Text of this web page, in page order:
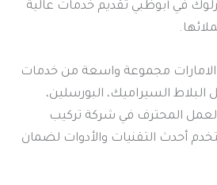
في أبوظبي تقديم خدمات عالية
مجموعة واسعة من خدمات
البلاط السيراميك، البورسلين،
المحترف في شركة تركيب
أحدث التقنيات والأدوات لضمان